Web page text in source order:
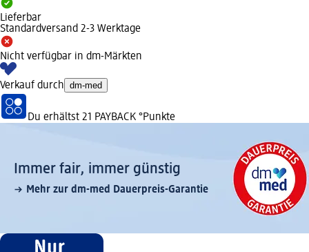
Lieferbar
Standardversand 2-3 Werktage
Nicht verfügbar in dm-Märkten
Verkauf durch dm-med
Du erhältst 21 PAYBACK °Punkte
Immer fair,­ immer günstig
Mehr zur dm-med Dauerpreis-Garantie